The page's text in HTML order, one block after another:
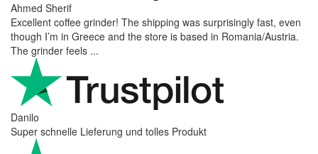
Ahmed Sherif
Excellent coffee grinder! The shipping was surprisingly fast, even
though I’m in Greece and the store is based in Romania/Austria.
The grinder feels ...
Danilo
Super schnelle Lieferung und tolles Produkt